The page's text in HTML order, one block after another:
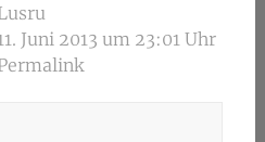
Juni 2013 um 23:01 Uhr